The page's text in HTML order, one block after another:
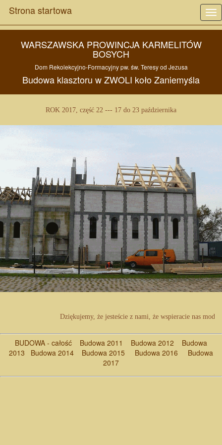
Strona startowa
WARSZAWSKA PROWINCJA KARMELITÓW
BOSYCH
Dom Rekolekcyjno-Formacyjny pw. św. Teresy od Jezusa
Budowa klasztoru wZWOLI kołoZaniemyśla
ROK 2017, część 22 --- 17 do 23 października
Dziękujemy, że jesteście z nami, że wspieracie nas
BUDOWA - całość Budowa 2011 Budowa 2012
Budowa
2013
Budowa 2014 Budowa 2015 Budowa 2016
Budowa
2017